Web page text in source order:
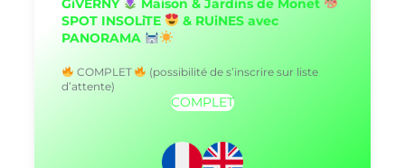
GiVERNY
Maison & Jardins de Monet
SPOT INSOLiTE
& RUiNES avec
PANORAMA
COMPLET
(possibilité de s’inscrire sur liste
d’attente)
COMPLET